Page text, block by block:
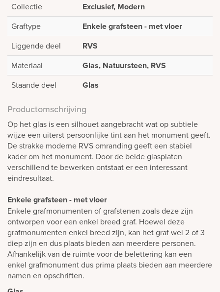
Collectie
Exclusief, Modern
Graftype Enkele grafsteen - met vloer
Liggende deel RVS
Materiaal Glas, Natuursteen, RVS
Staande deel Glas
Productomschrijving
Op het glas is een silhouet aangebracht wat op subtiele
wijze een uiterst persoonlijke tint aan het monument geeft.
De strakke moderne RVS omranding geeft een stabiel
kader om het monument. Door de beide glasplaten
verschillend te bewerken ontstaat er een interessant
eindresultaat.
Enkele grafsteen - met vloer
Enkele grafmonumenten of grafstenen zoals deze zijn
ontworpen voor een enkel breed graf. Hoewel deze
grafmonumenten enkel breed zijn, kan het graf wel 2 of 3
diep zijn en dus plaats bieden aan meerdere personen.
Afhankelijk van de ruimte voor de belettering kan een
enkel grafmonument dus prima plaats bieden aan meerdere
namen en opschriften.